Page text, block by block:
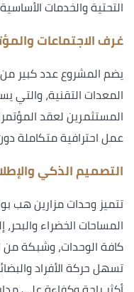
التحتية والخدمات
غرف الاجتماعات
يضم المشروع عدد كبير
المعدات التقنية، والتي
المستثمرين لعقد
عمل احترافية متكاملة
التصميم الذكي
تتميز وحدات مزارين هب
المساحات الخضراء
كافة الوحدات، وشبكة من
تسهل حركة الأفراد